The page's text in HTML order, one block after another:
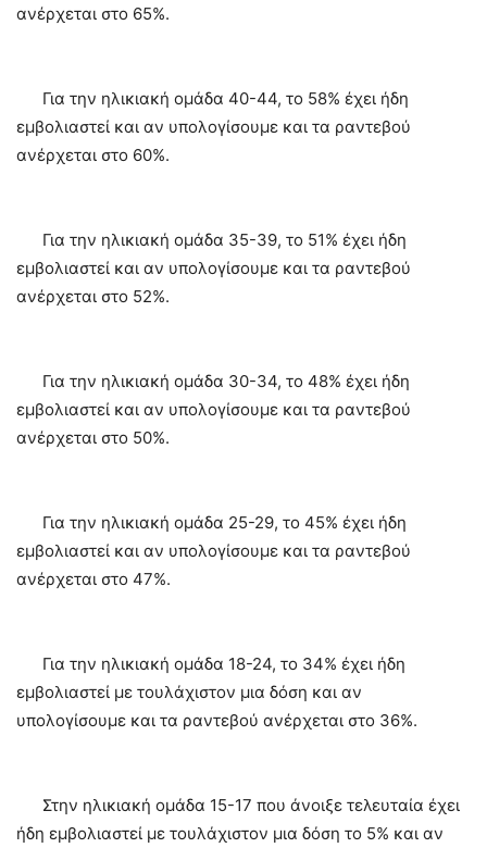
ανέρχεται στο 65%.
Για την ηλικιακή ομάδα 40-44, το 58% έχει ήδη
εμβολιαστεί και αν υπολογίσουμε και τα ραντεβού
ανέρχεται στο 60%.
Για την ηλικιακή ομάδα 35-39, το 51% έχει ήδη
εμβολιαστεί και αν υπολογίσουμε και τα ραντεβού
ανέρχεται στο 52%.
Για την ηλικιακή ομάδα 30-34, το 48% έχει ήδη
εμβολιαστεί και αν υπολογίσουμε και τα ραντεβού
ανέρχεται στο 50%.
Για την ηλικιακή ομάδα 25-29, το 45% έχει ήδη
εμβολιαστεί και αν υπολογίσουμε και τα ραντεβού
ανέρχεται στο 47%.
Για την ηλικιακή ομάδα 18-24, το 34% έχει ήδη
εμβολιαστεί με τουλάχιστον μια δόση και αν
υπολογίσουμε και τα ραντεβού ανέρχεται στο 36%.
Στην ηλικιακή ομάδα 15-17 που άνοιξε τελευταία έχει
ήδη εμβολιαστεί με τουλάχιστον μια δόση το 5% και αν